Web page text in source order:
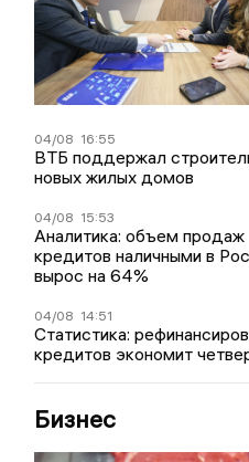
04/08 16:55
ВТБ поддержал
новых жилых домов
04/08 15:53
Аналитика: объем продаж
кредитов наличными в
вырос на 64%
04/08 14:51
Статистика:
кредитов экономит
Бизнес